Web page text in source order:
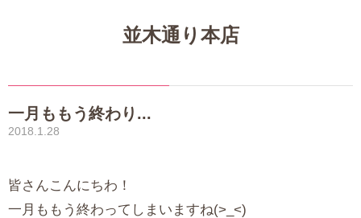
並木通り本店
一月ももう終わり...
2018.1.28
皆さんこんにちわ！
一月ももう終わってしまいますね(>_<)